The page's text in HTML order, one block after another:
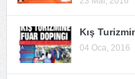
Kış
04 Oca, 2016